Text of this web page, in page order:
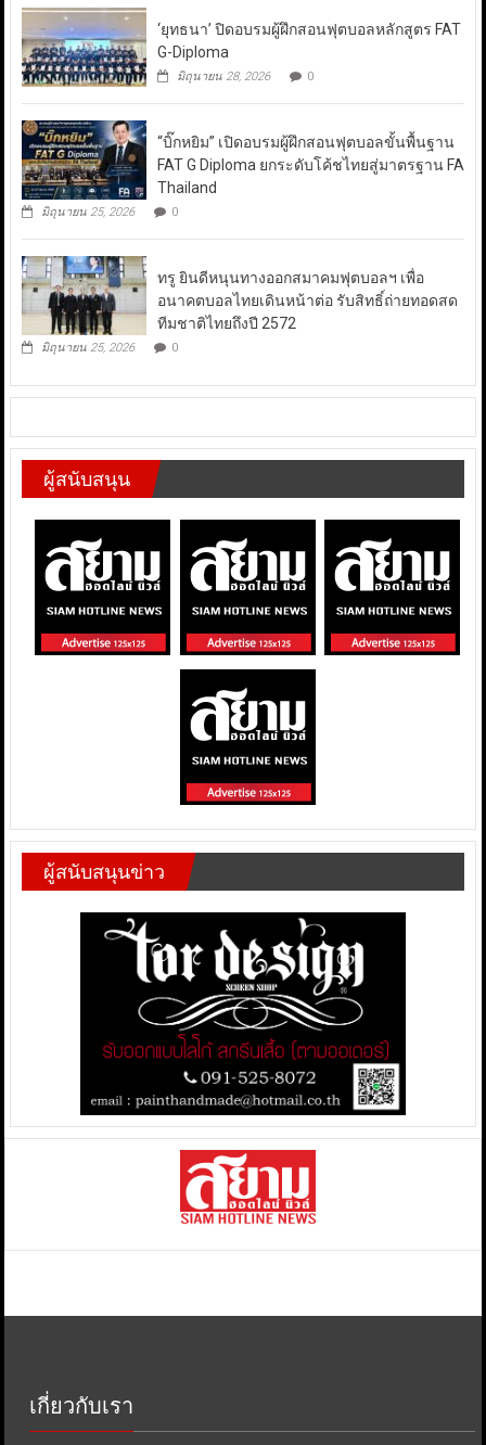
‘ยุทธนา’ ปิดอบรมผู้ฝึกสอนฟุตบอลหลักสูตร FAT
G-Diploma
มิถุนายน 28, 2026 0
“บิ๊กหยิม” เปิดอบรมผู้ฝึกสอนฟุตบอลขั้นพื้นฐาน
FAT G Diploma ยกระดับโค้ชไทยสู่มาตรฐาน FA
Thailand
มิถุนายน 25, 2026 0
ทรู ยินดีหนุนทางออกสมาคมฟุตบอลฯ เพื่อ
อนาคตบอลไทยเดินหน้าต่อ รับสิทธิ์ถ่ายทอดสด
ทีมชาติไทยถึงปี 2572
มิถุนายน 25, 2026 0
ผู้สนับสนุน
ผู้สนับสนุนข่าว
เกี่ยวกับเรา